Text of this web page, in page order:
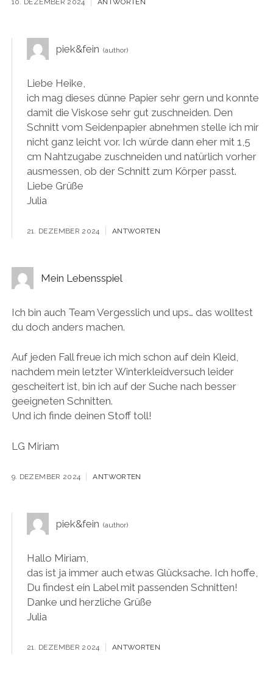
10. DEZEMBER 2024 ANTWORTEN
piek&fein
Liebe Heike,
ich mag dieses dünne Papier sehr gern und konnte
damit die Viskose sehr gut zuschneiden. Den
Schnitt vom Seidenpapier abnehmen stelle ich mir
nicht ganz leicht vor. Ich würde dann eher mit 1,5
cm Nahtzugabe zuschneiden und natürlich vorher
ausmessen, ob der Schnitt zum Körper passt.
Liebe Grüße
Julia
21. DEZEMBER 2024 ANTWORTEN
Mein Lebensspiel
Ich bin auch Team Vergesslich und ups… das wolltest
du doch anders machen.
Auf jeden Fall freue ich mich schon auf dein Kleid,
nachdem mein letzter Winterkleidversuch leider
gescheitert ist, bin ich auf der Suche nach besser
geeigneten Schnitten.
Und ich finde deinen Stoff toll!
LG Miriam
9. DEZEMBER 2024 ANTWORTEN
piek&fein
Hallo Miriam,
das ist ja immer auch etwas Glücksache. Ich hoffe,
Du findest ein Label mit passenden Schnitten!
Danke und herzliche Grüße
Julia
21. DEZEMBER 2024 ANTWORTEN